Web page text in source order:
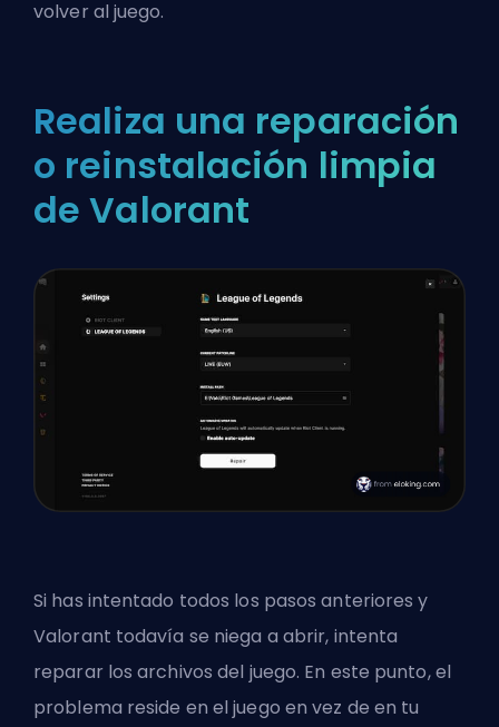
volver al juego.
Realiza una reparación
o reinstalación limpia
de Valorant
Si has intentado todos los pasos anteriores y
Valorant todavía se niega a abrir, intenta
reparar los archivos del juego. En este punto, el
problema reside en el juego en vez de en tu